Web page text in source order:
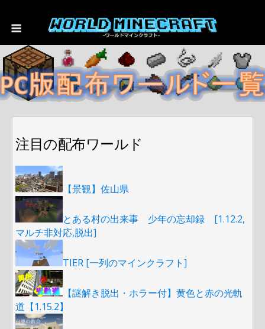
注目の配布ワールド
【景観】佐山県
とある村の出来事 少年の忘却録 [1.12.2,
マルチ非対応,脱出]
TIER [一列のマインクラフト]
【謎解き脱出・ホラー付】黄色と赤の光軌
道【1.15.2】